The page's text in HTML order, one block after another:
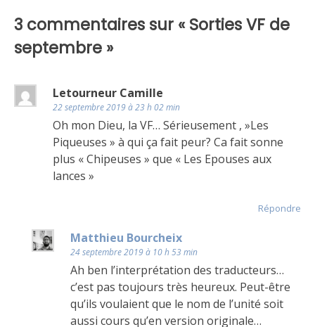
Lannister,
Peuple
Libre,
Sauvageons
Unité
Version
de
l’article
3 commentaires sur «Sorties VF de
septembre »
Letourneur Camille
22 septembre 2019 à 23 h 02 min
Oh mon Dieu, la VF… Sérieusement , »Les
Piqueuses » à qui ça fait peur? Ca fait sonne
plus « Chipeuses » que « Les Epouses aux
lances »
Répondre
Matthieu Bourcheix
24 septembre 2019 à 10 h 53 min
Ah ben l’interprétation des traducteurs…
c’est pas toujours très heureux. Peut-être
qu’ils voulaient que le nom de l’unité soit
aussi cours qu’en version originale…